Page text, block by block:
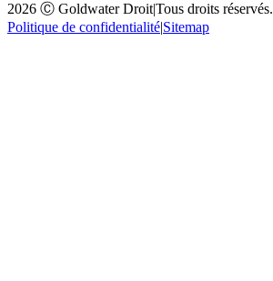
2026 Ⓒ Goldwater Droit|Tous droits réservés.
Politique de confidentialité|Sitemap